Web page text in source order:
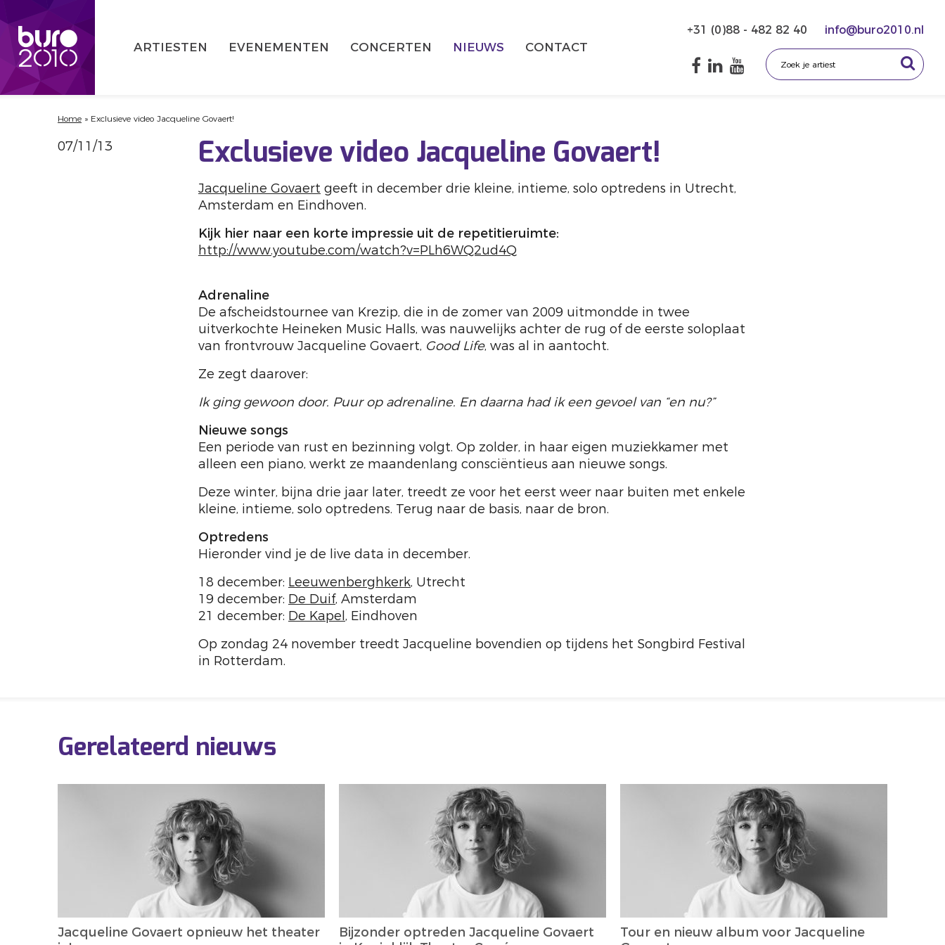
ARTIESTEN EVENEMENTEN CONCERTEN NIEUWS CONTACT
+31 (0)88 - 482 82 40 info@buro2010.nl
Home » Exclusieve video Jacqueline Govaert!
07/11/13 Exclusieve video Jacqueline Govaert!
Jacqueline Govaert geeft in december drie kleine, intieme, solo optredens in Utrecht,
Amsterdam en Eindhoven.
Kijk hier naar een korte impressie uit de repetitieruimte:
http://www.youtube.com/watch?v=PLh6WQ2ud4Q
Adrenaline
De afscheidstournee van Krezip, die in de zomer van 2009 uitmondde in twee
uitverkochte Heineken Music Halls, was nauwelijks achter de rug of de eerste soloplaat
van frontvrouw Jacqueline Govaert, Good Life, was al in aantocht.
Ze zegt daarover:
Ik ging gewoon door. Puur op adrenaline. En daarna had ik een gevoel van “en nu?”
Nieuwe songs
Een periode van rust en bezinning volgt. Op zolder, in haar eigen muziekkamer met
alleen een piano, werkt ze maandenlang consciëntieus aan nieuwe songs.
Deze winter, bijna drie jaar later, treedt ze voor het eerst weer naar buiten met enkele
kleine, intieme, solo optredens. Terug naar de basis, naar de bron.
Optredens
Hieronder vind je de live data in december.
18 december: Leeuwenberghkerk, Utrecht
19 december: De Duif, Amsterdam
21 december: De Kapel , Eindhoven
Op zondag 24 november treedt Jacqueline bovendien op tijdens het Songbird Festival
in Rotterdam.
Gerelateerd nieuws
Jacqueline Govaert opnieuw het theater
Bijzonder optreden Jacqueline Govaert
Tour en nieuw album voor Jacqueline